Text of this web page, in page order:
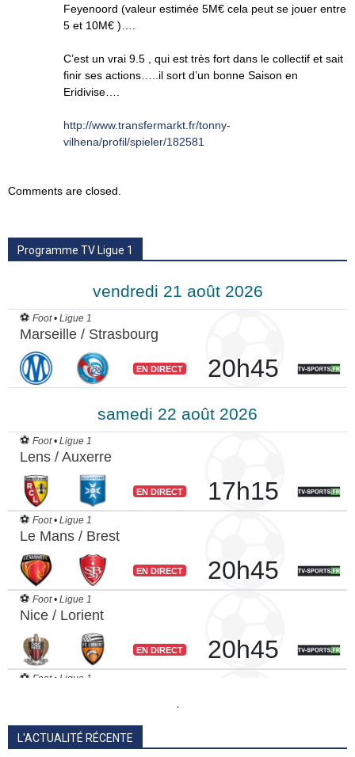
Feyenoord (valeur estimée 5M€ cela peut se jouer entre
5 et 10M€ )….
C’est un vrai 9.5 , qui est très fort dans le collectif et sait
finir ses actions…..il sort d’un bonne Saison en
Eridivise….
http://www.transfermarkt.fr/tonny-
vilhena/profil/spieler/182581
Comments are closed.
Programme TV Ligue 1
.
L'ACTUALITÉ RÉCENTE